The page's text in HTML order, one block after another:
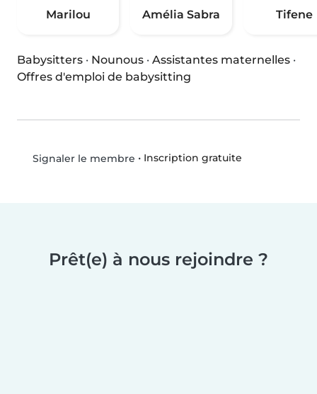
Marilou Amélia Sabra Tifene
Babysitters · Nounous · Assistantes maternelles ·
Offres d'emploi de babysitting
Signaler le membre • Inscription gratuite
Prêt(e) à nous rejoindre ?